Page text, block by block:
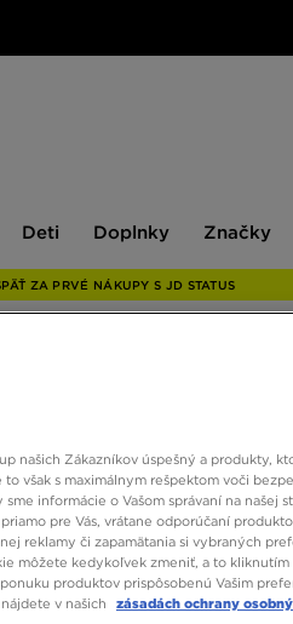
Deti Doplnky Značky
ZA PRVÉ NÁKUPY S JD STATUS
našich Zákazníkov úspešný a produkty,
však s maximálnym rešpektom voči
sme informácie o Vašom správaní na našej
pre Vás, vrátane odporúčaní
reklamy či zapamätania si vybraných
môžete kedykoľvek zmeniť, a to kliknutím
produktov prispôsobenú Vašim
v našich
zásadách ochrany